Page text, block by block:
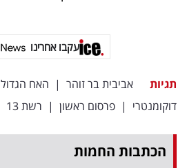
אחרינו:
עקבו אחרינו
תגיות אביבית בר זוהר | האח הגדול
דוקומנטרי | פרסום ראשון | רשת 13
הכתבות החמות